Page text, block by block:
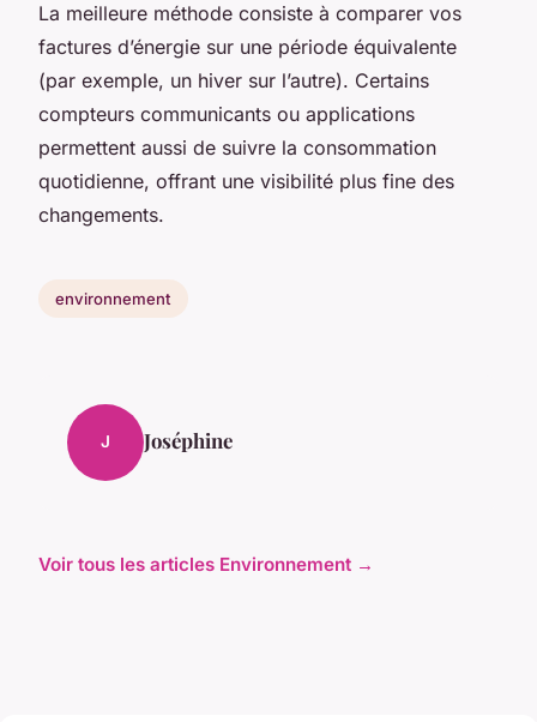
La meilleure méthode consiste à comparer vos
factures d’énergie sur une période équivalente
(par exemple, un hiver sur l’autre). Certains
compteurs communicants ou applications
permettent aussi de suivre la consommation
quotidienne, offrant une visibilité plus fine des
changements.
environnement
J Joséphine
Voir tous les articles Environnement →